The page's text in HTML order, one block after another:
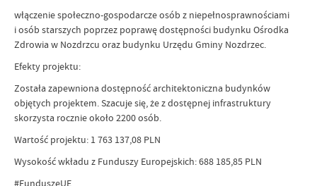
włączenie społeczno-gospodarcze osób z niepełnosprawnościami
i osób starszych poprzez poprawę dostępności budynku Ośrodka
Zdrowia w Nozdrzcu oraz budynku Urzędu Gminy Nozdrzec.
Efekty projektu:
Została zapewniona dostępność architektoniczna budynków
objętych projektem. Szacuje się, że z dostępnej infrastruktury
skorzysta rocznie około 2200 osób.
Wartość projektu: 1 763 137,08 PLN
Wysokość wkładu z Funduszy Europejskich: 688 185,85 PLN
#FunduszeUE